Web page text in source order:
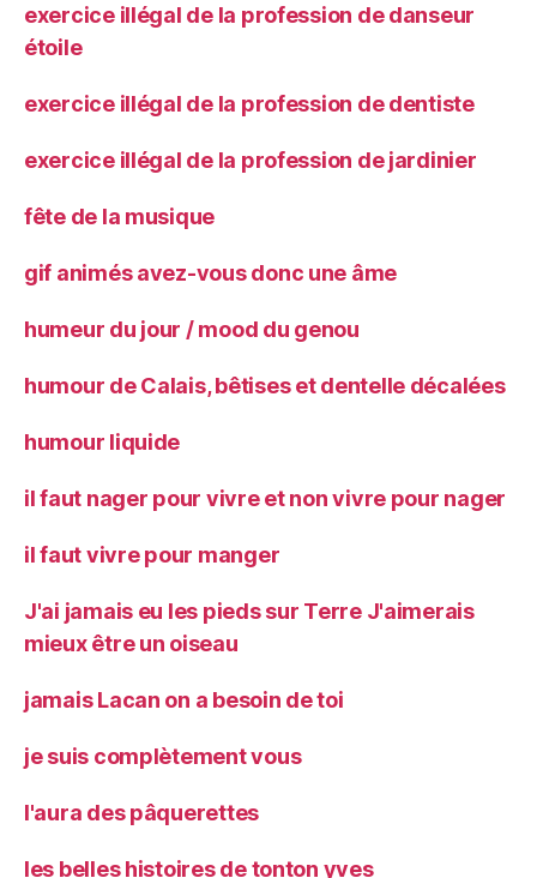
exercice illégal de la profession de danseur
étoile
exercice illégal de la profession de dentiste
exercice illégal de la profession de jardinier
fête de la musique
gif animés avez-vous donc une âme
humeur du jour / mood du genou
humour de Calais, bêtises et dentelle décalées
humour liquide
il faut nager pour vivre et non vivre pour nager
il faut vivre pour manger
J'ai jamais eu les pieds sur Terre J'aimerais
mieux être un oiseau
jamais Lacan on a besoin de toi
je suis complètement vous
l'aura des pâquerettes
les belles histoires de tonton yves